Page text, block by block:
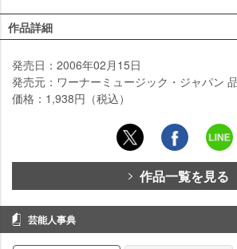
作品詳細
発売日：2006年02月15日
発売元：ワーナーミュージック・ジャパン
価格：1,938円（税込）
作品一覧を見る
芸能人事典